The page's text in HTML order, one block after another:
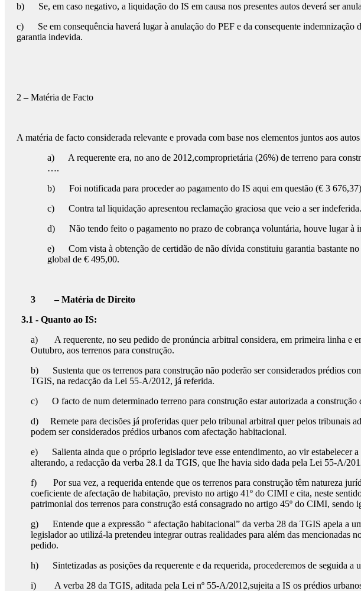
b) Se, em caso negativo, a liquidação do IS em causa nos presentes autos deverá ser
c) Se em consequência haverá lugar à anulação do PEF e da consequente indemnização
garantia indevida.
2 – Matéria de Facto
A matéria de facto considerada relevante e provada com base nos elementos juntos aos
a) A requerente era, no ano de 2012,comproprietária (26%) de terreno para
….
b) Foi notificada para proceder ao pagamento do IS aqui em questão (€ 3 676,37)
c) Contra tal liquidação apresentou reclamação graciosa que veio a ser indeferida.
d) Não tendo feito o pagamento no prazo de cobrança voluntária, houve lugar à
e) Com vista à obtenção de certidão de não dívida constituiu garantia bastante no
global de € 495,00.
3– Matéria de Direito
3.1 - Quanto ao IS:
a) A requerente, no seu pedido de pronúncia arbitral considera, em primeira linha e
Outubro, aos terrenos para construção.
b) Sustenta que os terrenos para construção não poderão ser considerados prédios
TGIS, na redacção da Lei 55-A/2012, já referida.
c) O facto de num determinado terreno para construção estar autorizada a construção
d) Remete para decisões já proferidas quer pelo tribunal arbitral quer pelos tribunais
podem ser considerados prédios urbanos com afectação habitacional.
e) Salienta ainda que o próprio legislador teve esse entendimento, ao vir estabelecer
alterando, a redacção da verba 28.1 da TGIS, que lhe havia sido dada pela Lei 55-A/
f) Por sua vez, a requerida entende que os terrenos para construção têm natureza
coeficiente de afectação de habitação, previsto no artigo 41º do CIMI e cita, neste
patrimonial dos terrenos para construção está consagrado no artigo 45º do CIMI,
g) Entende que a expressão “ afectação habitacional” da verba 28 da TGIS apela a
legislador ao utilizá-la pretendeu integrar outras realidades para além das
pedido.
h) Sintetizadas as posições da requerente e da requerida, procederemos de seguida a
i) A verba 28 da TGIS, aditada pela Lei nº 55-A/2012,sujeita a IS os prédios